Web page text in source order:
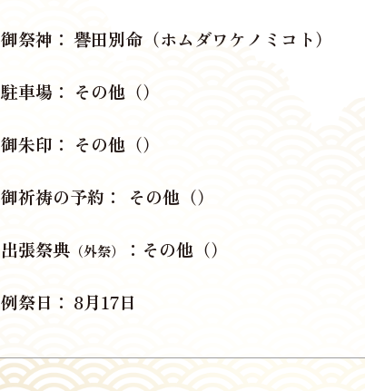
御祭神 譽田別命（ホムダワケノミコト）
駐車場 その他（）
御朱印 その他（）
御祈祷の予約 その他（）
出張祭典 （外祭） その他（）
例祭日 8月17日